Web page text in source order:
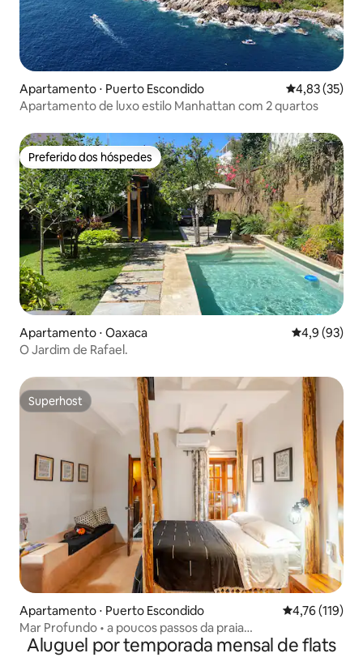
Apartamento ⋅ Puerto Escondido 4,83 de uma
4,83 (35)
Apartamento de luxo estilo Manhattan com 2 quartos
Preferido dos hóspedes
Preferido dos hóspedes
Apartamento ⋅ Oaxaca 4,9 de uma
4,9 (93)
O Jardim de Rafael.
Superhost
Superhost
Apartamento ⋅ Puerto Escondido 4,76 de uma
4,76 (119)
Mar Profundo • a poucos passos da praia
+Piscina+AC+Starlink
Aluguel por temporada mensal de flats